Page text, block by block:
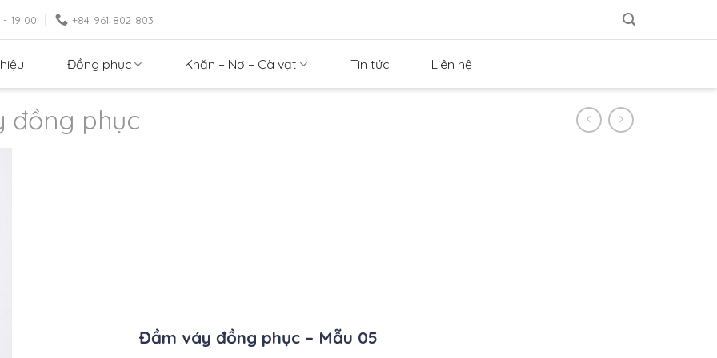
19:00 +84 961 802 803
Đồng phục Khăn – Nơ – Cà vạt Tin tức Liên hệ
đồng phục
Đầm váy đồng phục – Mẫu 05